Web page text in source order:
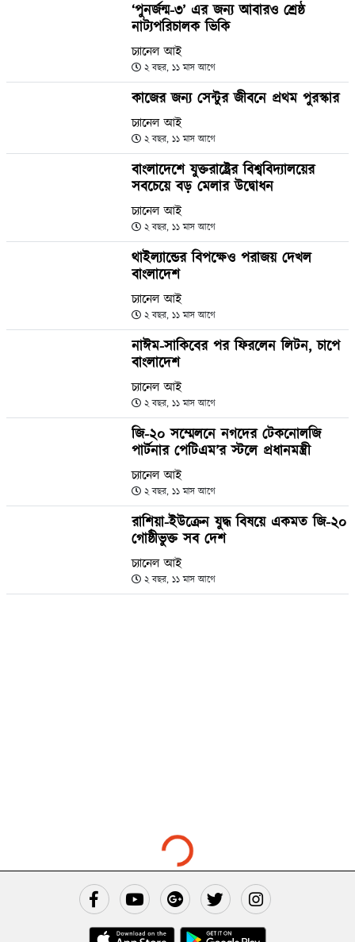
‘পুনর্জন্ম-৩’ এর জন্য আবারও শ্রেষ্ঠ
নাট্যপরিচালক ভিকি
চ্যানেল আই
২ বছর, ১১ মাস আগে
কাজের জন্য সেন্টুর জীবনে প্রথম পুরস্কার
চ্যানেল আই
২ বছর, ১১ মাস আগে
বাংলাদেশে যুক্তরাষ্ট্রের বিশ্ববিদ্যালয়ের
সবচেয়ে বড় মেলার উদ্বোধন
চ্যানেল আই
২ বছর, ১১ মাস আগে
থাইল্যান্ডের বিপক্ষেও পরাজয় দেখল
বাংলাদেশ
চ্যানেল আই
২ বছর, ১১ মাস আগে
নাঈম-সাকিবের পর ফিরলেন লিটন, চাপে
বাংলাদেশ
চ্যানেল আই
২ বছর, ১১ মাস আগে
জি-২০ সম্মেলনে নগদের টেকনোলজি
পার্টনার পেটিএম’র স্টলে প্রধানমন্ত্রী
চ্যানেল আই
২ বছর, ১১ মাস আগে
রাশিয়া-ইউক্রেন যুদ্ধ বিষয়ে একমত জি-২০
গোষ্ঠীভুক্ত সব দেশ
চ্যানেল আই
২ বছর, ১১ মাস আগে